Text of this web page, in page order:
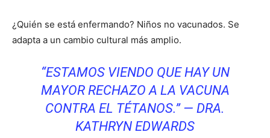
¿Quién se está enfermando? Niños no vacunados. Se
adapta a un cambio cultural más amplio.
“ESTAMOS VIENDO QUE HAY UN
MAYOR RECHAZO A LA VACUNA
CONTRA EL TÉTANOS.” — DRA.
KATHRYN EDWARDS